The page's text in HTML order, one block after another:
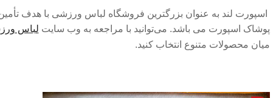
اسپورت لند به عنوان بزرگترین فروشگاه لباس ورزشی با هدف
پوشاک اسپورت می باشد. می‌توانید با مراجعه به وب سایت لباس
میان محصولات متنوع انتخاب کنید.